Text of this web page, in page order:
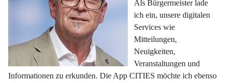
Als Bürgermeister lade
ich ein, unsere digitalen
Services wie
Mitteilungen,
Neuigkeiten,
Veranstaltungen und
Informationen zu erkunden. Die App CITIES möchte ich ebenso